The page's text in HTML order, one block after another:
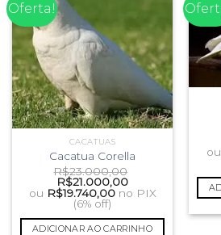
Oferta!
CACATUAS
Cacatua Corella
R$23.000,00
O
preço
original
era:
R$23.000,00.
R$21.000,00O
preço
atual
R$21.000,00.
ou R$19.740,00 no PIX
(6% off)
ADICIONAR AO CARRINHO
ou